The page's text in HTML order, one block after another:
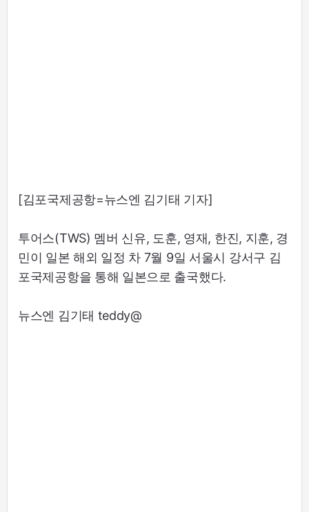
[김포국제공항=뉴스엔 김기태 기자]
투어스(TWS) 멤버 신유, 도훈, 영재, 한진, 지훈, 경
민이 일본 해외 일정 차 7월 9일 서울시 강서구 김
포국제공항을 통해 일본으로 출국했다.
뉴스엔 김기태 teddy@